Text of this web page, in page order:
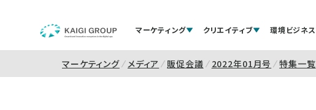
マーケティング クリエイティブ 環境ビジネス
マーケティング メディア 販促会議 2022年01月号 特集一覧